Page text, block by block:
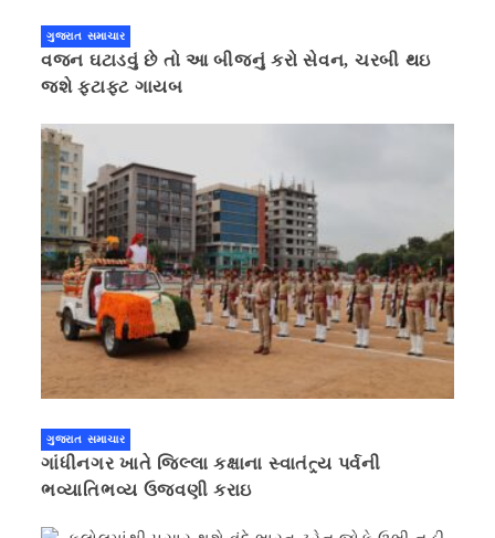
ગુજરાત સમાચાર
વજન ઘટાડવું છે તો આ બીજનું કરો સેવન, ચરબી થઇ
જશે ફટાફટ ગાયબ
ગુજરાત સમાચાર
ગાંધીનગર ખાતે જિલ્લા કક્ષાના સ્વાતંત્ર્ય પર્વની
ભવ્યાતિભવ્ય ઉજવણી કરાઇ